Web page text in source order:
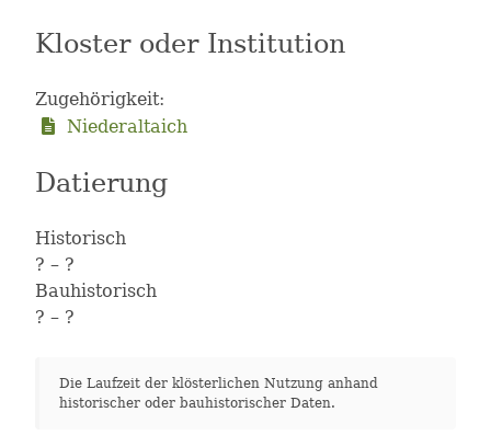
Kloster oder Institution
Zugehörigkeit:
Niederaltaich
Datierung
Historisch
? – ?
Bauhistorisch
? – ?
Die Laufzeit der klösterlichen Nutzung anhand
historischer oder bauhistorischer Daten.